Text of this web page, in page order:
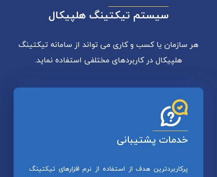
سیستم تیکتینگ هلپیکال
هر سازمان یا کسب و کاری می تواند از سامانه تیکتینگ
هلپیکال در کاربردهای مختلفی استفاده نماید.
خدمات پشتیبانی
پرکاربردترین هدف از استفاده از نرم افزارهای تیکتینگ